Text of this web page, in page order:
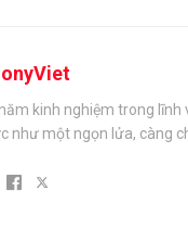
kinh nghiệm trong lĩnh
như một ngọn lửa, càng